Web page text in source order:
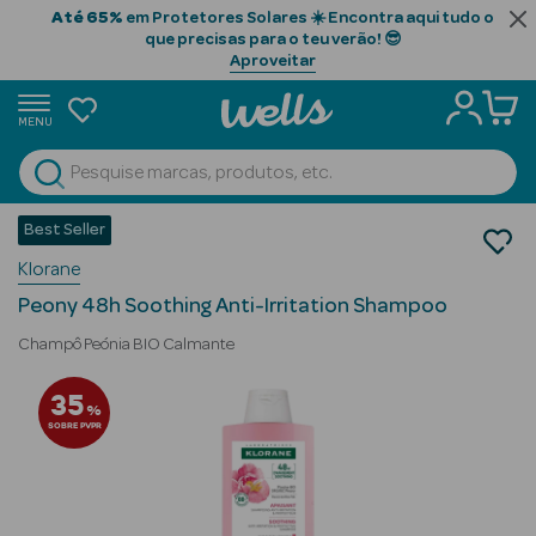
Até 65% em Protetores Solares ☀️ Encontra aqui tudo o
que precisas para o teu verão! 😎
Aproveitar
MENU
Ver Tudo
Beauty Season
Beauty Season
Cabelo
Profissional
Beauty Season
Cosmética
Cabelo
Limpeza
Champôs
Best Seller
Klorane
Peony 48h Soothing Anti-Irritation Shampoo
Champô Peónia BIO Calmante
35%
SOBRE PVPR